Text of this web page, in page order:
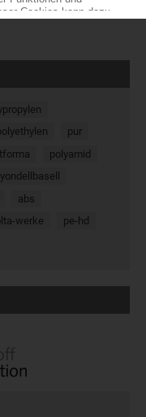
»
pur
polyamid
lyondellbasell
abs
werke
pe-hd